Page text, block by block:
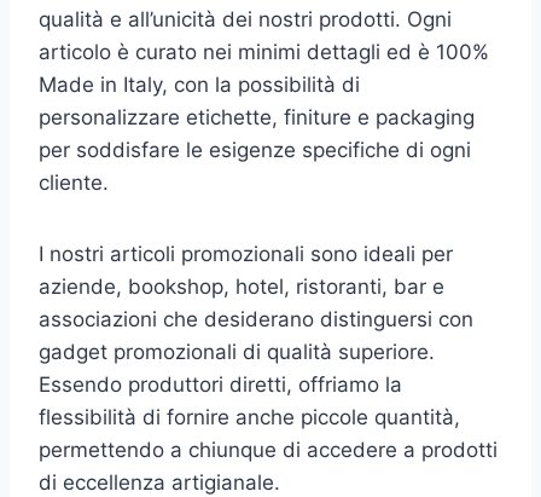
qualità e all’unicità dei nostri prodotti. Ogni
articolo è curato nei minimi dettagli ed è 100%
Made in Italy, con la possibilità di
personalizzare etichette, finiture e packaging
per soddisfare le esigenze specifiche di ogni
cliente.
I nostri articoli promozionali sono ideali per
aziende, bookshop, hotel, ristoranti, bar e
associazioni che desiderano distinguersi con
gadget promozionali di qualità superiore.
Essendo produttori diretti, offriamo la
flessibilità di fornire anche piccole quantità,
permettendo a chiunque di accedere a prodotti
di eccellenza artigianale.